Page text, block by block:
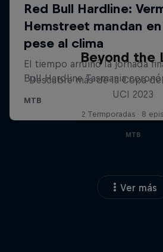
Beyond the
Descubre más de la Copa
UCI 2023
2 Termporadas · 8
MTB
Ver más